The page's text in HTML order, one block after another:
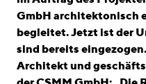
GmbH architektonisch
begleitet. Jetzt ist der
sind bereits
Architekt und